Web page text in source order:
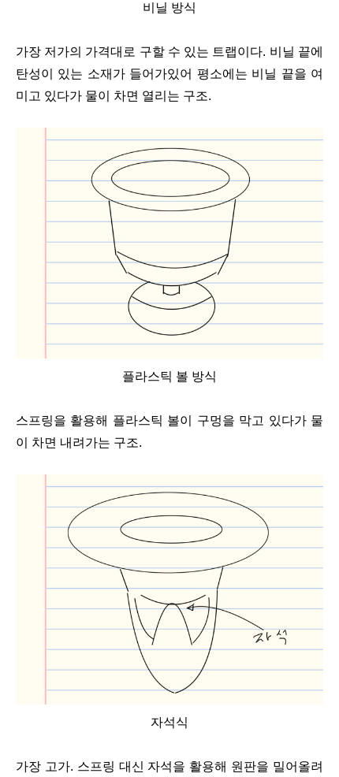
비닐 방식
가장 저가의 가격대로 구할 수 있는 트랩이다. 비닐 끝에
탄성이 있는 소재가 들어가있어 평소에는 비닐 끝을 여
미고 있다가 물이 차면 열리는 구조.
플라스틱 볼 방식
스프링을 활용해 플라스틱 볼이 구멍을 막고 있다가 물
이 차면 내려가는 구조.
자석식
가장 고가. 스프링 대신 자석을 활용해 원판을 밀어올려